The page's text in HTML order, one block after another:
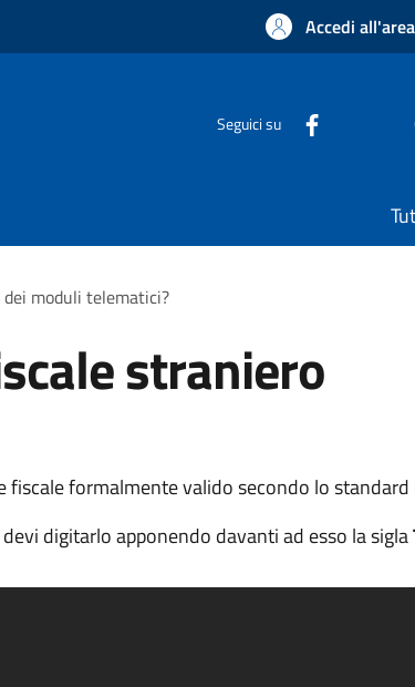
Accedi
Seguici su
moduli telematici?
straniero
formalmente valido secondo lo
digitarlo apponendo davanti ad esso la sigla